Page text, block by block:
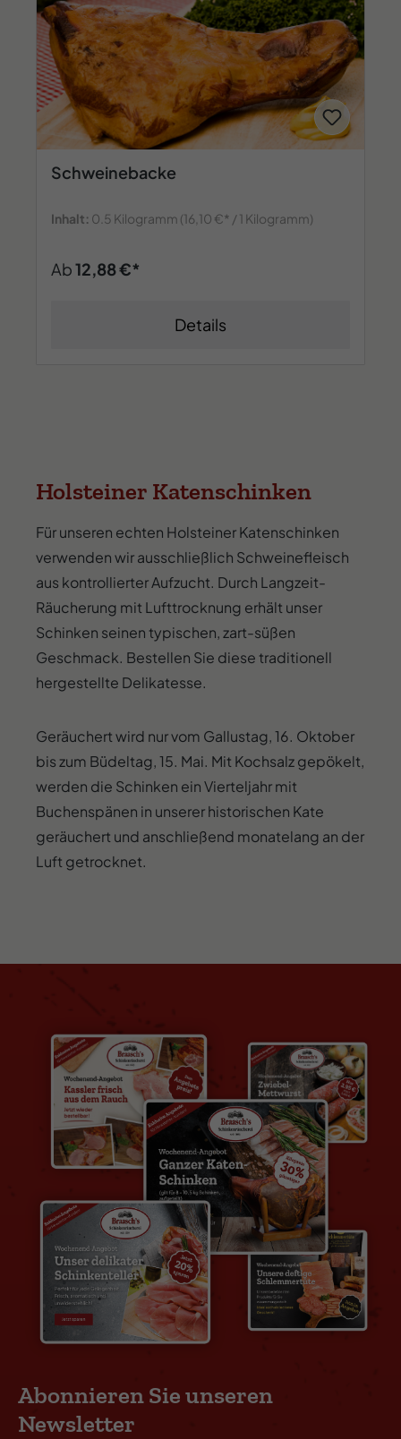
Schweinebacke
Inhalt: 0.5 Kilogramm (16,10 €* / 1 Kilogramm)
Ab12,88 €*
Details
Holsteiner Katenschinken
Für unseren echten Holsteiner Katenschinken
verwenden wir ausschließlich Schweinefleisch
aus kontrollierter Aufzucht. Durch Langzeit-
Räucherung mit Lufttrocknung erhält unser
Schinken seinen typischen, zart-süßen
Geschmack. Bestellen Sie diese traditionell
hergestellte Delikatesse.
Geräuchert wird nur vom Gallustag, 16. Oktober
bis zum Büdeltag, 15. Mai. Mit Kochsalz gepökelt,
werden die Schinken ein Vierteljahr mit
Buchenspänen in unserer historischen Kate
geräuchert und anschließend monatelang an der
Luft getrocknet.
Abonnieren Sie unseren
Newsletter